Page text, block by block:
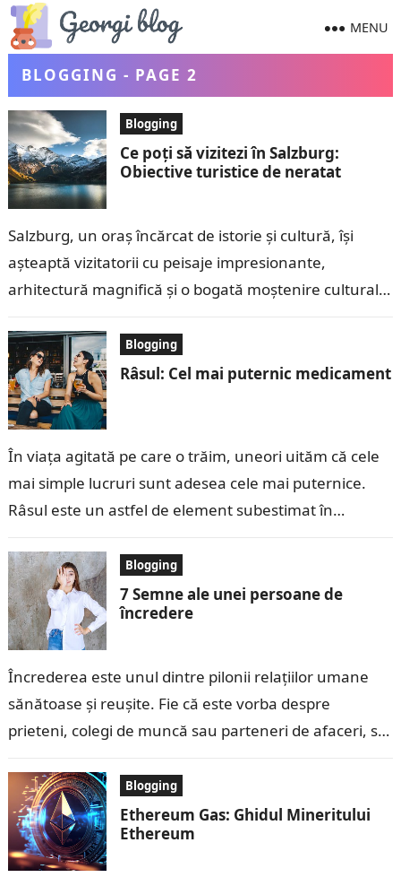
MENU
BLOGGING - PAGE 2
Blogging
Ce poți să vizitezi în Salzburg:
Obiective turistice de neratat
Salzburg, un oraș încărcat de istorie și cultură, își
așteaptă vizitatorii cu peisaje impresionante,
arhitectură magnifică și o bogată moștenire culturală.
Blogging
Râsul: Cel mai puternic medicament
În viața agitată pe care o trăim, uneori uităm că cele
mai simple lucruri sunt adesea cele mai puternice.
Râsul este un astfel de element subestimat în
Blogging
7 Semne ale unei persoane de
încredere
Încrederea este unul dintre pilonii relațiilor umane
sănătoase și reușite. Fie că este vorba despre
prieteni, colegi de muncă sau parteneri de afaceri, să
Blogging
Ethereum Gas: Ghidul Mineritului
Ethereum